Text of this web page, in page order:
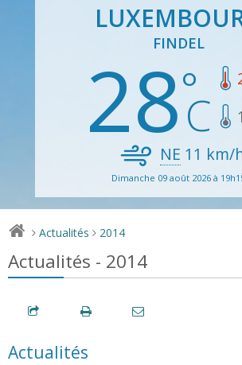
FINDEL
28
NE 11 km/
Dimanche 09 août 2026 à
> Actualités > 2014
Actualités - 2014
Actualités